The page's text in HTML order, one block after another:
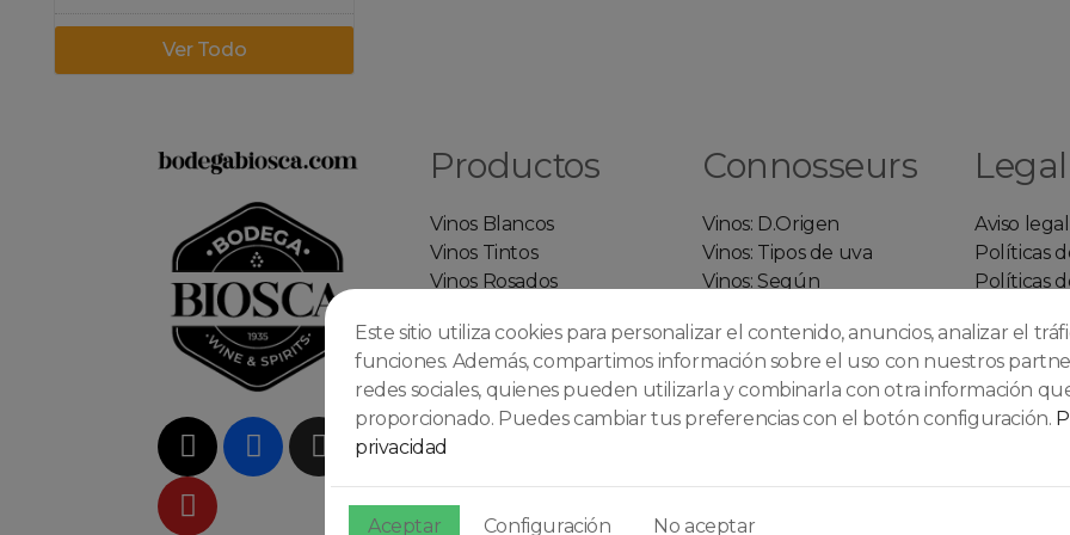
Este sitio utiliza cookies para personalizar el contenido, anuncios, analizar el
funciones. Además, compartimos información sobre el uso con nuestros
redes sociales, quienes pueden utilizarla y combinarla con otra información
proporcionado. Puedes cambiar tus preferencias con el botón configuración.
privacidad
Aceptar Configuración No aceptar
Ver Todo
Productos
Vinos Blancos
Vinos Tintos
Vinos Rosados
Whiskys
Rones
Ginebras
Coctelería
Connosseurs
Vinos: D.Origen
Vinos: Tipos de uva
Vinos: Según
Whiskys:Según su
elaboración
Ginebras: Según su
perfil de sabor
Legal
Aviso legal
Políticas
Políticas
Quienes
Contacte
nosotros